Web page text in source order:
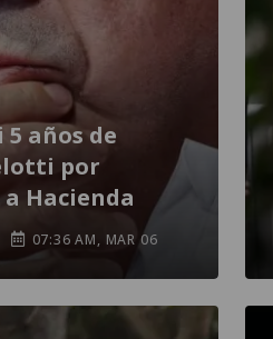
5 años de
por
Hacienda
07:36 AM, MAR 06